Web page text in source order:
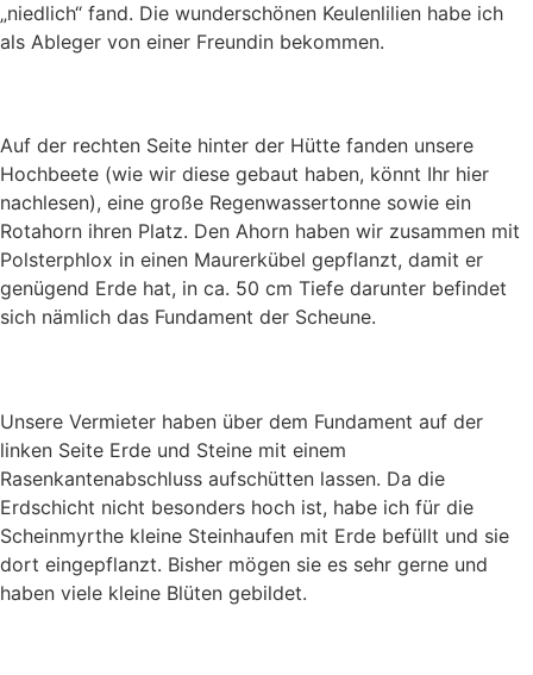
„niedlich“ fand. Die wunderschönen Keulenlilien habe ich
als Ableger von einer Freundin bekommen.
Auf der rechten Seite hinter der Hütte fanden unsere
Hochbeete (wie wir diese gebaut haben, könnt Ihr hier
nachlesen), eine große Regenwassertonne sowie ein
Rotahorn ihren Platz. Den Ahorn haben wir zusammen mit
Polsterphlox in einen Maurerkübel gepflanzt, damit er
genügend Erde hat, in ca. 50 cm Tiefe darunter befindet
sich nämlich das Fundament der Scheune.
Unsere Vermieter haben über dem Fundament auf der
linken Seite Erde und Steine mit einem
Rasenkantenabschluss aufschütten lassen. Da die
Erdschicht nicht besonders hoch ist, habe ich für die
Scheinmyrthe kleine Steinhaufen mit Erde befüllt und sie
dort eingepflanzt. Bisher mögen sie es sehr gerne und
haben viele kleine Blüten gebildet.